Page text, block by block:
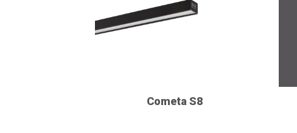
Cometa S8